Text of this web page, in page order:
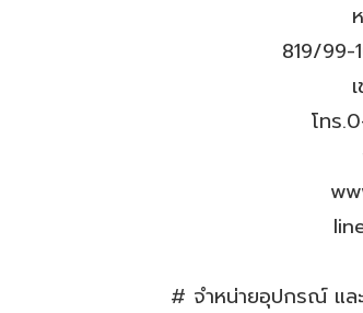
819/99-
โทร
# จำหน่ายอุปกรณ์ แล